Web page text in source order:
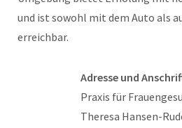
und ist sowohl mit dem Auto als
erreichbar.
Adresse und
Praxis für
Theresa Hansen-